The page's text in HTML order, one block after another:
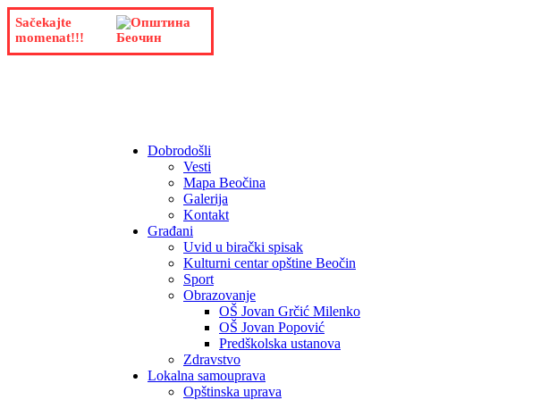
Sačekajte
momenat!!!
Dobrodošli
Vesti
Mapa Beočina
Galerija
Kontakt
Građani
Uvid u birački spisak
Kulturni centar opštine Beočin
Sport
Obrazovanje
OŠ Jovan Grčić Milenko
OŠ Jovan Popović
Predškolska ustanova
Zdravstvo
Lokalna samouprava
Opštinska uprava